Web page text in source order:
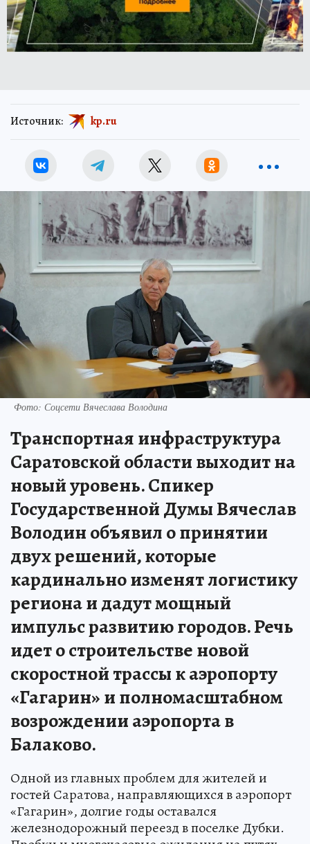
Источник: kp.ru
Фото: Соцсети Вячеслава Володина
Транспортная инфраструктура
Саратовской области выходит на
новый уровень. Спикер
Государственной Думы Вячеслав
Володин объявил о принятии
двух решений, которые
кардинально изменят логистику
региона и дадут мощный
импульс развитию городов. Речь
идет о строительстве новой
скоростной трассы к аэропорту
«Гагарин» и полномасштабном
возрождении аэропорта в
Балаково.
Одной из главных проблем для жителей и
гостей Саратова, направляющихся в аэропорт
«Гагарин», долгие годы оставался
железнодорожный переезд в поселке Дубки.